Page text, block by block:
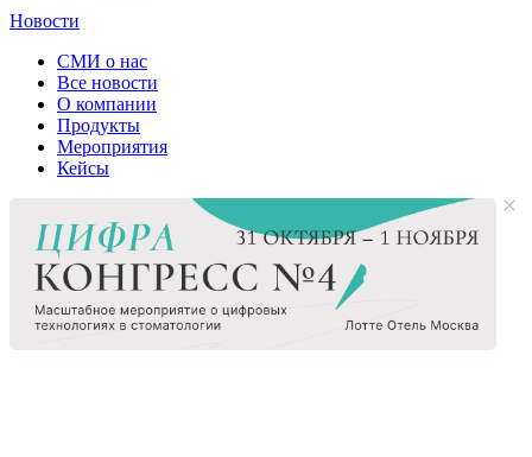
Новости
СМИ о нас
Все новости
О компании
Продукты
Мероприятия
Кейсы